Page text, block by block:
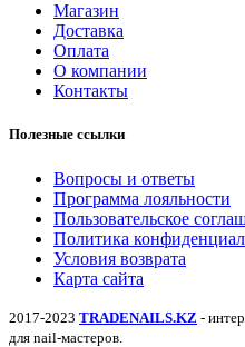
Магазин
Доставка
Оплата
О компании
Контакты
Полезные ссылки
Вопросы и ответы
Программа лояльности
Пользовательское
Политика
Условия возврата
Карта сайта
2017-2023 TRADENAILS.KZ -
для nail-мастеров.